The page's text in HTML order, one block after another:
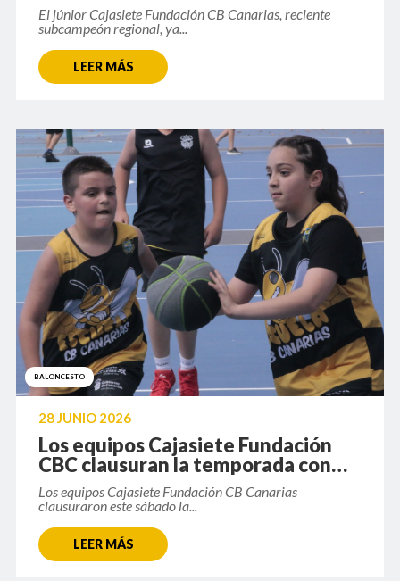
El júnior Cajasiete Fundación CB Canarias, reciente
subcampeón regional, ya...
LEER MÁS
BALONCESTO
28 JUNIO 2026
Los equipos Cajasiete Fundación
CBC clausuran la temporada con
una convivencia
Los equipos Cajasiete Fundación CB Canarias
clausuraron este sábado la...
LEER MÁS